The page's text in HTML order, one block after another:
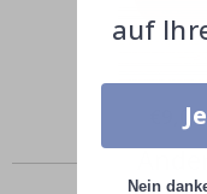
Special
€9,00
auf
Nein